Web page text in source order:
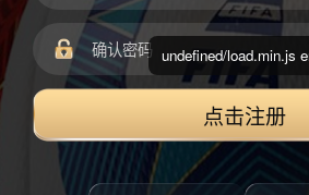
点击注册
undefined/load.min.js